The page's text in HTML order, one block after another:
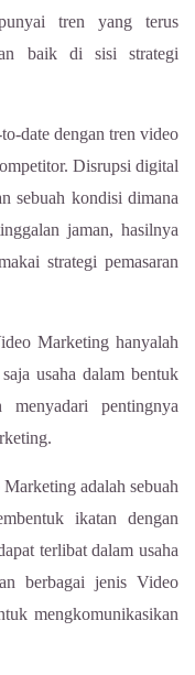
tren yang terus
baik di sisi strategi
date dengan tren video
Disrupsi digital
sebuah kondisi dimana
jaman, hasilnya
strategi pemasaran
Marketing hanyalah
usaha dalam bentuk
pentingnya
adalah sebuah
ikatan dengan
terlibat dalam usaha
berbagai jenis Video
mengkomunikasikan